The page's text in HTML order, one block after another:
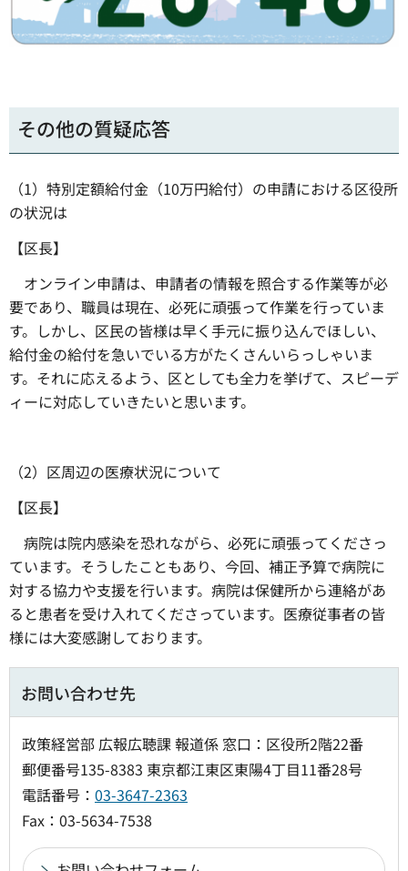
その他の質疑応答
（1）特別定額給付金（10万円給付）の申請における区役所
の状況は
【区長】
オンライン申請は、申請者の情報を照合する作業等が必
要であり、職員は現在、必死に頑張って作業を行っていま
す。しかし、区民の皆様は早く手元に振り込んでほしい、
給付金の給付を急いでいる方がたくさんいらっしゃいま
す。それに応えるよう、区としても全力を挙げて、スピーデ
ィーに対応していきたいと思います。
（2）区周辺の医療状況について
【区長】
病院は院内感染を恐れながら、必死に頑張ってくださっ
ています。そうしたこともあり、今回、補正予算で病院に
対する協力や支援を行います。病院は保健所から連絡があ
ると患者を受け入れてくださっています。医療従事者の皆
様には大変感謝しております。
お問い合わせ先
政策経営部 広報広聴課 報道係 窓口：区役所2階22番
郵便番号135-8383 東京都江東区東陽4丁目11番28号
電話番号： 03-3647-2363
Fax：03-5634-7538